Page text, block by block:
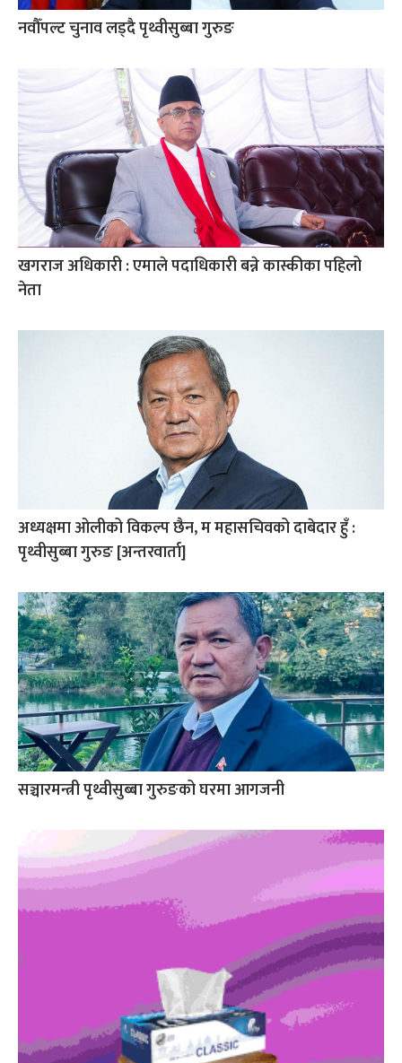
नवौँपल्ट चुनाव लड्दै पृथ्वीसुब्बा गुरुङ
खगराज अधिकारी : एमाले पदाधिकारी बन्ने कास्कीका पहिलो
नेता
अध्यक्षमा ओलीको विकल्प छैन, म महासचिवको दाबेदार हुँ :
पृथ्वीसुब्बा गुरुङ [अन्तरवार्ता]
सञ्चारमन्त्री पृथ्वीसुब्बा गुरुङको घरमा आगजनी